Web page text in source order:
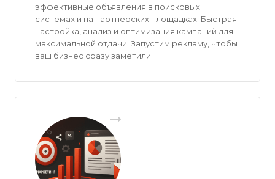
эффективные объявления в поисковых
системах и на партнерских площадках. Быстрая
настройка, анализ и оптимизация кампаний для
максимальной отдачи. Запустим рекламу, чтобы
ваш бизнес сразу заметили